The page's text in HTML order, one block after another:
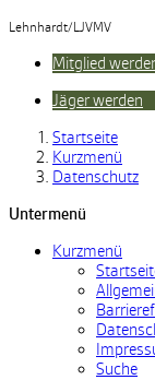
Lehnhardt/LJVMV
Mitglied
Jäger werden
Startseite
Kurzmenü
Datenschutz
Untermenü
Kurzmenü
Suche